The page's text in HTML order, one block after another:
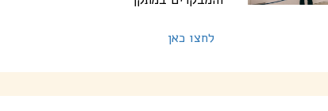
לחצו כאן